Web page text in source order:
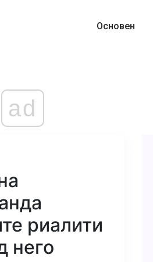
Основен
ad
риалити
него